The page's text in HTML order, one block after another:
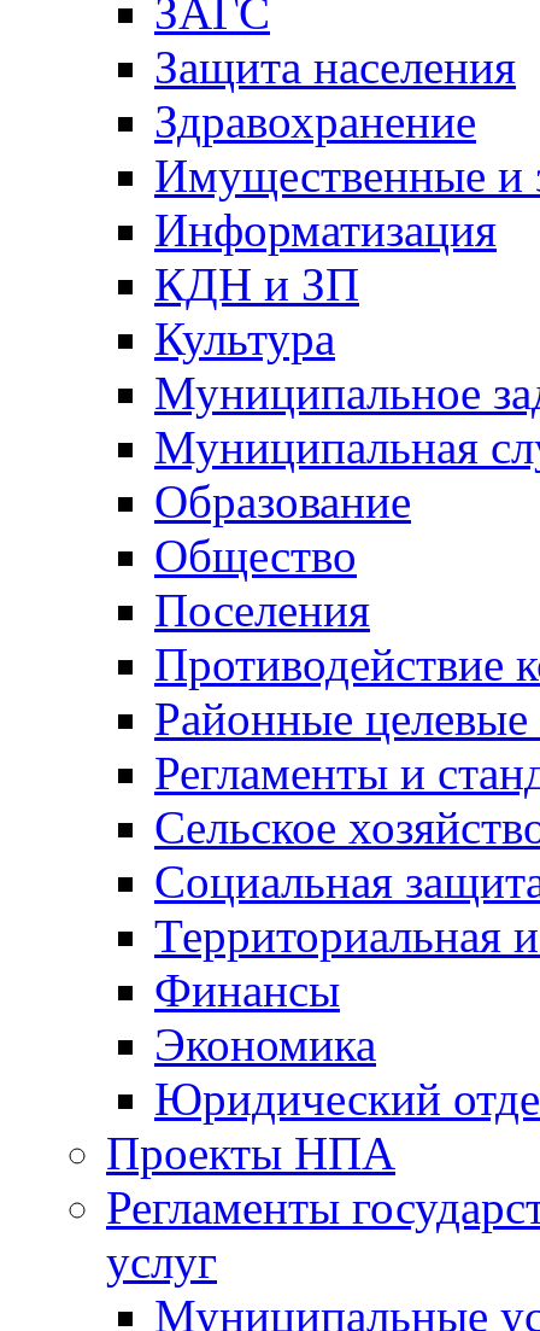
ЗАГС
Защита населения
Здравохранение
Имущественные и
Информатизация
КДН и ЗП
Культура
Муниципальное
Муниципальная
Образование
Общество
Поселения
Противодействие
Районные
Регламенты и
Сельское
Социальная
Территориальная
Финансы
Экономика
Юридический
Проекты НПА
Регламенты
услуг
Муниципальные